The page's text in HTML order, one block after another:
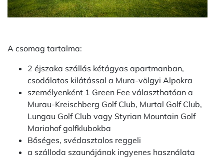
A csomag tartalma:
2 éjszaka szállás kétágyas apartmanban,
csodálatos kilátással a Mura-völgyi Alpokra
személyenként 1 Green Fee választhatóan a
Murau-Kreischberg Golf Club, Murtal Golf Club,
Lungau Golf Club vagy Styrian Mountain Golf
Mariahof golfklubokba
Bőséges, svédasztalos reggeli
a szálloda szaunájának ingyenes használata